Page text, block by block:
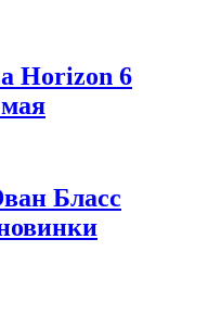
Horizon 6
Бласс